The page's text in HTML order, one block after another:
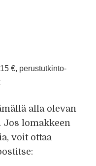
€, perustutkinto-
alla olevan
Jos lomakkeen
voit ottaa